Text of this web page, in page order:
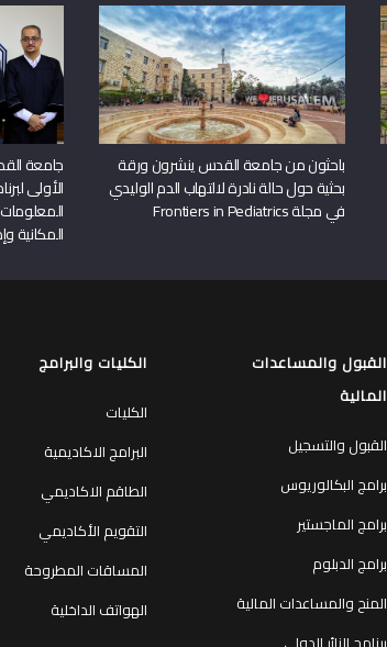
باحثون من جامعة القدس ينشرون ورقة
بحثية حول حالة نادرة لالتهاب الدم الوليدي
في مجلة Frontiers in Pediatrics
جامعة
الأولى
المكانية
القبول والمساعدات
المالية
القبول والتسجيل
برامج البكالوريوس
برامج الماجستير
برامج الدبلوم
المنح والمساعدات المالية
الكليات والبرامج
الكليات
البرامج الاكاديمية
الطاقم الاكاديمي
التقويم الأكاديمي
المساقات المطروحة
الهواتف الداخلية